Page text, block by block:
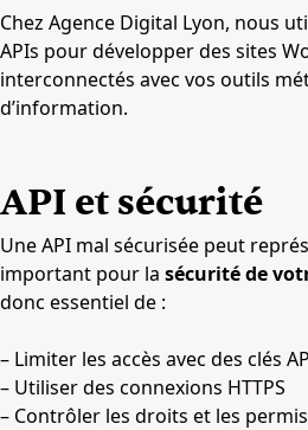
Chez Agence Digital Lyon, nous
APIs pour développer des sites
interconnectés avec vos outils
d’information.
API et sécurité
Une API mal sécurisée peut
important pour la sécurité de
donc essentiel de :
– Limiter les accès avec des clés
– Utiliser des connexions HTTPS
– Contrôler les droits et les